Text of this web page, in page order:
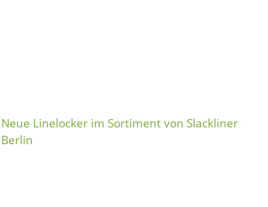
Neue Linelocker im Sortiment von Slackliner
Berlin